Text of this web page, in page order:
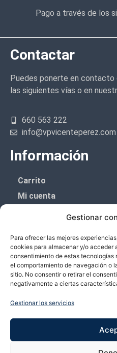
Gestionar
Para ofrecer las mejores
cookies para almacenar y/o acceder
consentimiento de estas tecnologías
el comportamiento de navegación o
sitio. No consentir o retirar el
negativamente a ciertas
Gestionar los servicios
Pago a través de los
Contactar
Puedes ponerte en
las siguientes vías o en
660 563 222
info@vpvicenteperez.com
Información
Carrito
Mi cuenta
Política de cookies (UE)
Boletín de
¡¡Suscríbete y
Te enviaremos sólo cosas